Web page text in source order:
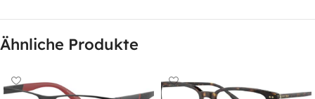
Ähnliche Produkte